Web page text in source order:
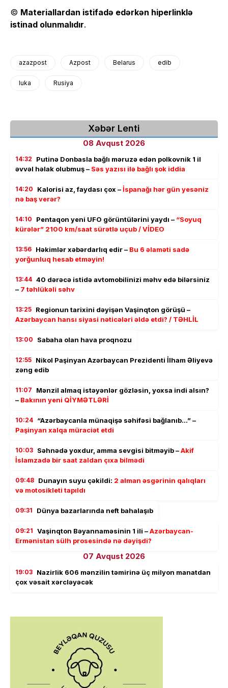
© Materiallardan istifadə edərkən hiperlinklə
istinad olunmalıdır.
azazpost Azpost Belarus edib
luka Rusiya
Xəbər Lenti
08 Avqust 2026
14:32
Putinə Donbasla bağlı məruzə edən polkovnik 1 il
əvvəl həlak olubmuş – Səs yazısı ilə bağlı şok iddia
14:20 Kalorisi az, faydası çox –İspanağı hər gün yesəniz
nə baş verər?
14:10 Pentaqon yeni UFO görüntülərini yaydı – “Soyuq
kürələr” 2100 km/saat sürətlə uçub / VİDEO
13:56 Həkimlər xəbərdarlıq edir – Bu 6 əlaməti sadə
yorğunluq hesab etməyin!
13:44 40 dərəcə istidə avtomobilinizi məhv edə bilərsiniz
– 7 təhlükəli səhv
13:25 Regionun tarixini dəyişən Vaşinqton görüşü –
Azərbaycan hansı siyasi nəticələri əldə etdi? / TƏHLİL
13:00 Sabaha olan hava proqnozu
12:55 Nikol Paşinyan Azərbaycan Prezidenti İlham Əliyevə
zəng edib
11:07
Mənzil almaq istəyənlər gözləsin, yoxsa indi alsın?
– Bakının yeni QİYMƏTLƏRİ
10:24 “Azərbaycanla münaqişə səhifəsi bağlanıb…” –
Paşinyan xalqa müraciət etdi
10:03 Səhnədə yoxdur, amma sevgisi bitməyib –Akif
İslamzadə bir saat zaldan çıxa bilmədi
09:48 Dunayın suyu çəkildi: 2 alman əsgərinin qalıqları
və motosikleti tapıldı
09:31 Dünya bazarlarında neft bahalaşıb
09:21 Vaşinqton Bəyannaməsinin 1 ili –Azərbaycan-
Ermənistan sülh prosesində nə dəyişdi?
07 Avqust 2026
19:03 Nazirlik 606 mənzilin təmirinə üç milyon manatdan
çox vəsait xərcləyəcək